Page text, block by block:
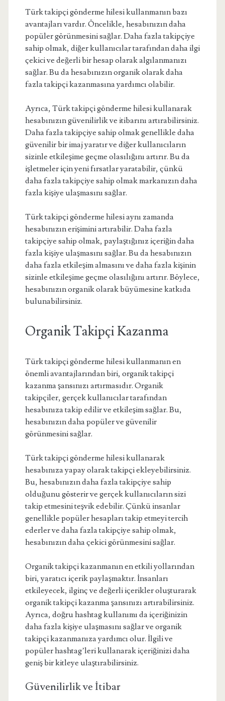
Türk takipçi gönderme hilesi kullanmanın bazı
avantajları vardır. Öncelikle, hesabınızın daha
popüler görünmesini sağlar. Daha fazla takipçiye
sahip olmak, diğer kullanıcılar tarafından daha ilgi
çekici ve değerli bir hesap olarak algılanmanızı
sağlar. Bu da hesabınızın organik olarak daha
fazla takipçi kazanmasına yardımcı olabilir.
Ayrıca, Türk takipçi gönderme hilesi kullanarak
hesabınızın güvenilirlik ve itibarını artırabilirsiniz.
Daha fazla takipçiye sahip olmak genellikle daha
güvenilir bir imaj yaratır ve diğer kullanıcıların
sizinle etkileşime geçme olasılığını artırır. Bu da
işletmeler için yeni fırsatlar yaratabilir, çünkü
daha fazla takipçiye sahip olmak markanızın daha
fazla kişiye ulaşmasını sağlar.
Türk takipçi gönderme hilesi aynı zamanda
hesabınızın erişimini artırabilir. Daha fazla
takipçiye sahip olmak, paylaştığınız içeriğin daha
fazla kişiye ulaşmasını sağlar. Bu da hesabınızın
daha fazla etkileşim almasını ve daha fazla kişinin
sizinle etkileşime geçme olasılığını artırır. Böylece,
hesabınızın organik olarak büyümesine katkıda
bulunabilirsiniz.
Organik Takipçi Kazanma
Türk takipçi gönderme hilesi kullanmanın en
önemli avantajlarından biri, organik takipçi
kazanma şansınızı artırmasıdır. Organik
takipçiler, gerçek kullanıcılar tarafından
hesabınıza takip edilir ve etkileşim sağlar. Bu,
hesabınızın daha popüler ve güvenilir
görünmesini sağlar.
Türk takipçi gönderme hilesi kullanarak
hesabınıza yapay olarak takipçi ekleyebilirsiniz.
Bu, hesabınızın daha fazla takipçiye sahip
olduğunu gösterir ve gerçek kullanıcıların sizi
takip etmesini teşvik edebilir. Çünkü insanlar
genellikle popüler hesapları takip etmeyi tercih
ederler ve daha fazla takipçiye sahip olmak,
hesabınızın daha çekici görünmesini sağlar.
Organik takipçi kazanmanın en etkili yollarından
biri, yaratıcı içerik paylaşmaktır. İnsanları
etkileyecek, ilginç ve değerli içerikler oluşturarak
organik takipçi kazanma şansınızı artırabilirsiniz.
Ayrıca, doğru hashtag kullanımı da içeriğinizin
daha fazla kişiye ulaşmasını sağlar ve organik
takipçi kazanmanıza yardımcı olur. İlgili ve
popüler hashtag’leri kullanarak içeriğinizi daha
geniş bir kitleye ulaştırabilirsiniz.
Güvenilirlik ve İtibar